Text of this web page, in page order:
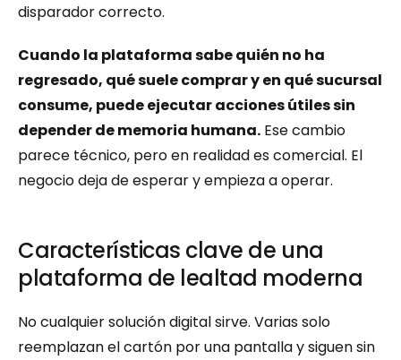
disparador correcto.
Cuando la plataforma sabe quién no ha
regresado, qué suele comprar y en qué sucursal
consume, puede ejecutar acciones útiles sin
depender de memoria humana. Ese cambio
parece técnico, pero en realidad es comercial. El
negocio deja de esperar y empieza a operar.
Características clave de una
plataforma de lealtad moderna
No cualquier solución digital sirve. Varias solo
reemplazan el cartón por una pantalla y siguen sin